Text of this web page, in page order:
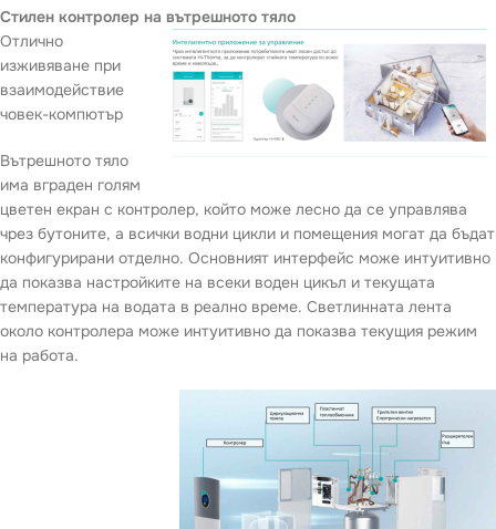
Стилен контролер на вътрешното тяло
Отлично
изживяване при
взаимодействие
човек-компютър
Вътрешното тяло
има вграден голям
цветен екран с контролер, който може лесно да се управлява
чрез бутоните, а всички водни цикли и помещения могат да бъдат
конфигурирани отделно. Основният интерфейс може интуитивно
да показва настройките на всеки воден цикъл и текущата
температура на водата в реално време. Светлинната лента
около контролера може интуитивно да показва текущия режим
на работа.